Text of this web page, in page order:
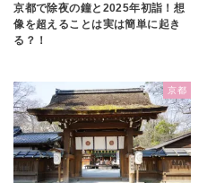
京都で除夜の鐘と2025年初詣！想
像を超えることは実は簡単に起き
る？！
京都